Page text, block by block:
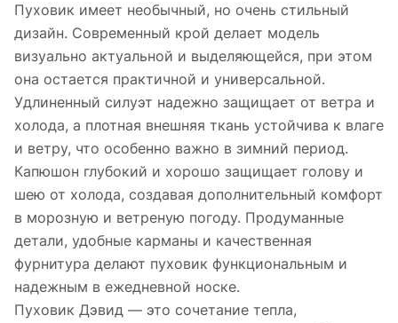
Пуховик имеет необычный, но очень стильный
дизайн. Современный крой делает модель
визуально актуальной и выделяющейся, при этом
она остается практичной и универсальной.
Удлиненный силуэт надежно защищает от ветра и
холода, а плотная внешняя ткань устойчива к влаге
и ветру, что особенно важно в зимний период.
Капюшон глубокий и хорошо защищает голову и
шею от холода, создавая дополнительный комфорт
в морозную и ветреную погоду. Продуманные
детали, удобные карманы и качественная
фурнитура делают пуховик функциональным и
надежным в ежедневной носке.
Пуховик Дэвид — это сочетание тепла,